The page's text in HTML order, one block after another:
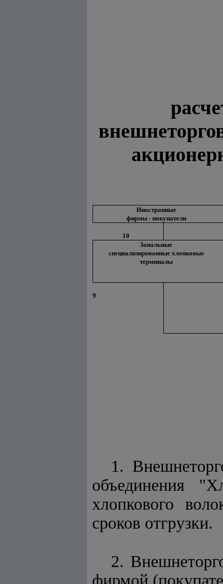
Иностранные
фирмы - покупатели
10
Зональные
специализированные хлопковые
терминалы
9
1.
объединения
хлопкового
сроков отгрузки.
2.
фирмой